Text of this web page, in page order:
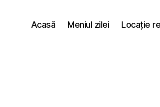
Acasă Meniul zilei Locație